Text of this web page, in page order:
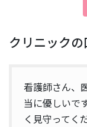
クリニックの
看護師さん、
当に優しいで
く見守ってく